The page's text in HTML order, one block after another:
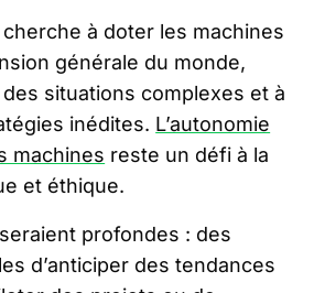
cherche à doter les machines
générale du monde,
situations complexes et à
inédites. L’autonomie
machines reste un défi à la
et éthique.
profondes : des
d’anticiper des tendances